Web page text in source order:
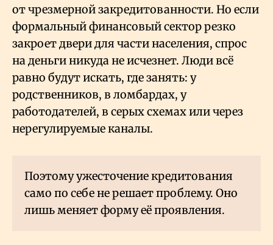
от чрезмерной закредитованности. Но если
формальный финансовый сектор резко
закроет двери для части населения, спрос
на деньги никуда не исчезнет. Люди всё
равно будут искать, где занять: у
родственников, в ломбардах, у
работодателей, в серых схемах или через
нерегулируемые каналы.
Поэтому ужесточение кредитования
само по себе не решает проблему. Оно
лишь меняет форму её проявления.